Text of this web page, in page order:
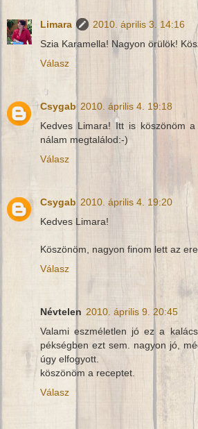
Limara
2010. április 3. 14:16
Szia Karamella! Nagyon örülök!
Válasz
Csygab 2010. április 4. 19:18
Kedves Limara! Itt is köszönöm
nálam megtalálod:-)
Válasz
Csygab 2010. április 4. 19:20
Kedves Limara!
Köszönöm, nagyon finom lett az
Válasz
Névtelen 2010. április 9. 20:45
Valami eszméletlen jó ez a
pékségben ezt sem. nagyon jó,
úgy elfogyott.
köszönöm a receptet.
Válasz